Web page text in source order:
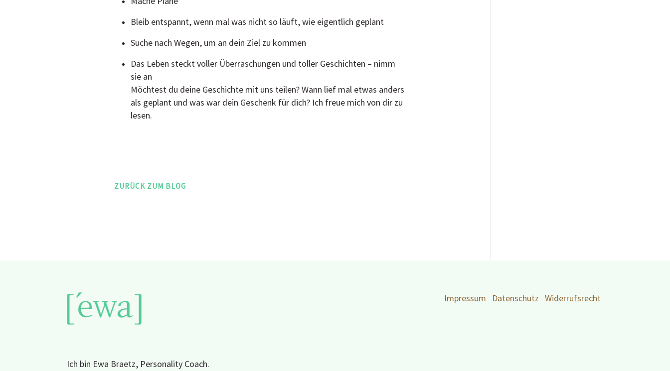
Bleib entspannt, wenn mal was nicht so läuft, wie eigentlich geplant
Suche nach Wegen, um an dein Ziel zu kommen
Das Leben steckt voller Überraschungen und toller Geschichten – nimm
sie an
Möchtest du deine Geschichte mit uns teilen? Wann lief mal etwas anders
als geplant und was war dein Geschenk für dich? Ich freue mich von dir zu
lesen.
ZURÜCK ZUM BLOG
Ich bin Ewa Braetz, Personality Coach.
Impressum Datenschutz Widerrufsrecht